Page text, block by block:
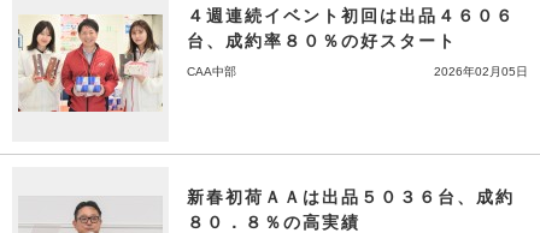
４週連続イベント初回は出品４６０６
台、成約率８０％の好スタート
CAA中部 2026年02月05日
新春初荷ＡＡは出品５０３６台、成約
８０．８％の高実績